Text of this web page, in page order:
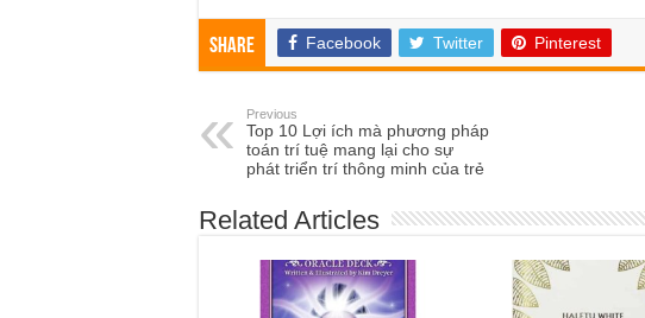
Share Facebook Twitter Pinterest
Previous
Top 10 Lợi ích mà phương pháp
toán trí tuệ mang lại cho sự
phát triển trí thông minh của trẻ
Related Articles